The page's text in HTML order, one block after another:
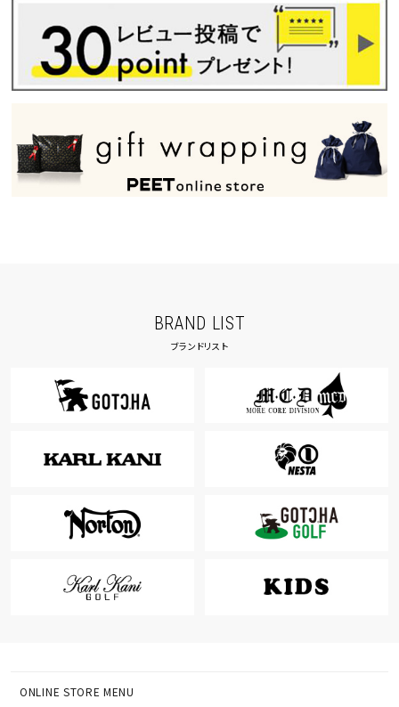
BRAND LIST
ブランドリスト
ONLINE STORE MENU